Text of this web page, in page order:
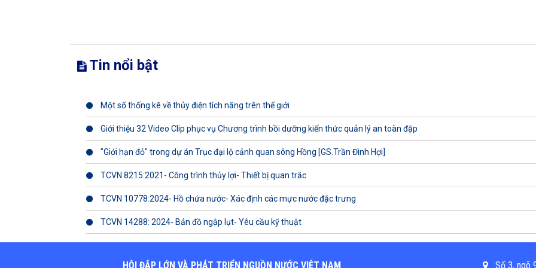
Tin nổi bật
Một số thống kê về thủy điện tích năng trên thế giới
Giới thiệu 32 Video Clip phục vụ Chương trình bồi dưỡng kiến thức quản lý an toàn đập
"Giới hạn đỏ" trong dự án Trục đại lộ cảnh quan sông Hồng [GS.Trần Đình Hợi]
TCVN 8215:2021- Công trình thủy lợi- Thiết bị quan trắc
TCVN 10778:2024- Hồ chứa nước- Xác định các mực nước đặc trưng
TCVN 14288: 2024- Bản đồ ngập lụt- Yêu cầu kỹ thuật
HỘI ĐẬP LỚN VÀ PHÁT TRIỂN NGUỒN NƯỚC VIỆT NAM Số 3, ngõ